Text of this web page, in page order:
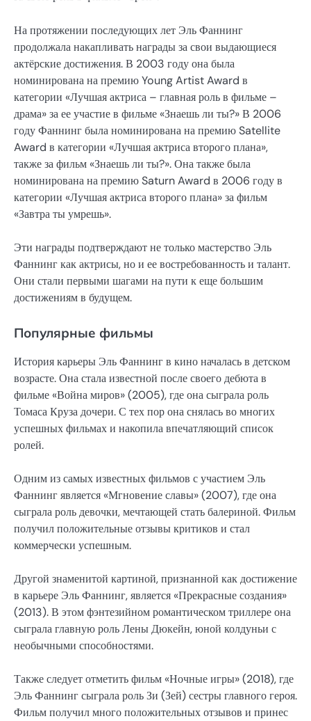
На протяжении последующих лет Эль Фаннинг
продолжала накапливать награды за свои выдающиеся
актёрские достижения. В 2003 году она была
номинирована на премию Young Artist Award в
категории «Лучшая актриса – главная роль в фильме –
драма» за ее участие в фильме «Знаешь ли ты?» В 2006
году Фаннинг была номинирована на премию Satellite
Award в категории «Лучшая актриса второго плана»,
также за фильм «Знаешь ли ты?». Она также была
номинирована на премию Saturn Award в 2006 году в
категории «Лучшая актриса второго плана» за фильм
«Завтра ты умрешь».
Эти награды подтверждают не только мастерство Эль
Фаннинг как актрисы, но и ее востребованность и талант.
Они стали первыми шагами на пути к еще большим
достижениям в будущем.
Популярные фильмы
История карьеры Эль Фаннинг в кино началась в детском
возрасте. Она стала известной после своего дебюта в
фильме «Война миров» (2005), где она сыграла роль
Томаса Круза дочери. С тех пор она снялась во многих
успешных фильмах и накопила впечатляющий список
ролей.
Одним из самых известных фильмов с участием Эль
Фаннинг является «Мгновение славы» (2007), где она
сыграла роль девочки, мечтающей стать балериной. Фильм
получил положительные отзывы критиков и стал
коммерчески успешным.
Другой знаменитой картиной, признанной как достижение
в карьере Эль Фаннинг, является «Прекрасные создания»
(2013). В этом фэнтезийном романтическом триллере она
сыграла главную роль Лены Дюкейн, юной колдуньи с
необычными способностями.
Также следует отметить фильм «Ночные игры» (2018), где
Эль Фаннинг сыграла роль Зи (Зей) сестры главного героя.
Фильм получил много положительных отзывов и принес